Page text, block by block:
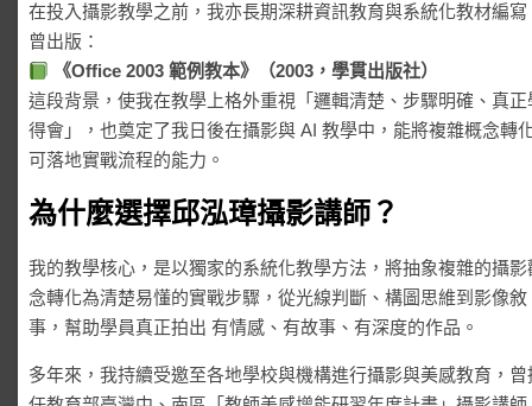
在投入攝影教學之前，我亦長期深耕資訊教育與系統化教材編寫
曾出版：
《Office 2003 範例教本》（2003，學貫出版社）
這段背景，使我在教學上格外重視「邏輯清楚、步驟明確、真正
得會」，也奠定了我日後在攝影與 AI 教學中，能將複雜概念轉
可落地實戰流程的能力。
為什麼選擇邱泓璋攝影講師？
我的教學核心，是以獨家的系統化教學方法，將抽象複雜的攝影
念轉化為清楚易懂的實戰步驟，從光線判斷、構圖思維到影像敘
事，幫助學員真正拍出 有情感、有故事、有深度的作品。
多年來，我持續受邀至各地學校與機構進行攝影與美感教育，曾